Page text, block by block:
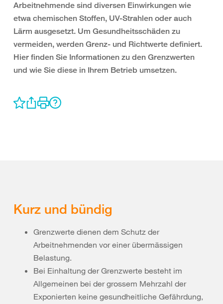
Arbeitnehmende sind diversen Einwirkungen wie
etwa chemischen Stoffen, UV-Strahlen oder auch
Lärm ausgesetzt. Um Gesundheitsschäden zu
vermeiden, werden Grenz- und Richtwerte definiert.
Hier finden Sie Informationen zu den Grenzwerten
und wie Sie diese in Ihrem Betrieb umsetzen.
Kurz und bündig
Grenzwerte dienen dem Schutz der
Arbeitnehmenden vor einer übermässigen
Belastung.
Bei Einhaltung der Grenzwerte besteht im
Allgemeinen bei der grossem Mehrzahl der
Exponierten keine gesundheitliche Gefährdung,